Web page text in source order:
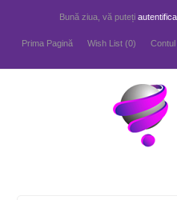
Bună ziua, vă puteți autentifica
Prima Pagină Wish List (0) Contul